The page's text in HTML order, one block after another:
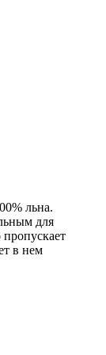
льна.
для
в нем